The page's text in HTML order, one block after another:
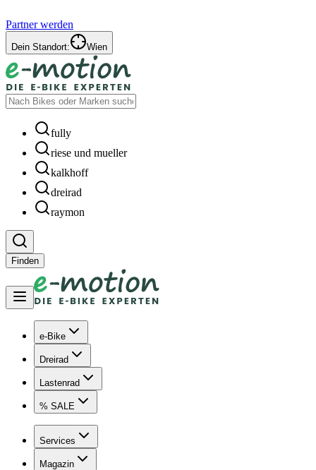
Partner werden
Dein Standort: Wien
fully
riese und mueller
kalkhoff
dreirad
raymon
Finden
e-Bike
Dreirad
Lastenrad
% SALE
Services
Magazin